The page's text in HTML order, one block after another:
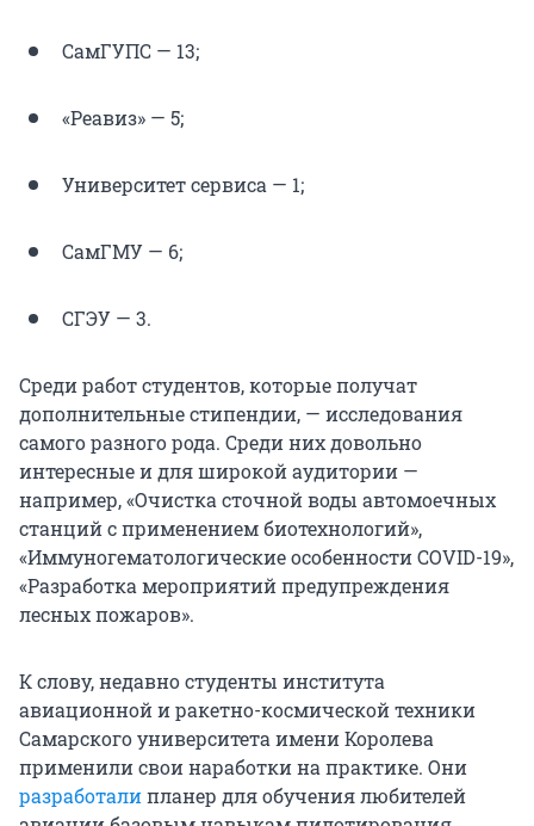
СамГУПС — 13;
«Реавиз» — 5;
Университет сервиса — 1;
СамГМУ — 6;
СГЭУ — 3.
Среди работ студентов, которые получат
дополнительные стипендии, — исследования
самого разного рода. Среди них довольно
интересные и для широкой аудитории —
например, «Очистка сточной воды автомоечных
станций с применением биотехнологий»,
«Иммуногематологические особенности COVID-19»,
«Разработка мероприятий предупреждения
лесных пожаров».
К слову, недавно студенты института
авиационной и ракетно-космической техники
Самарского университета имени Королева
применили свои наработки на практике. Они
разработалипланер для обучения любителей